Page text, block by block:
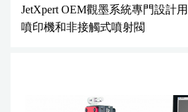
JetXpert OEM觀墨系統專門設計
噴印機和非接觸式噴射閥